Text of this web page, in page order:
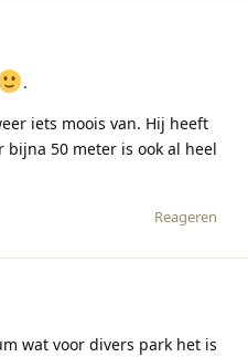
.
iets moois van. Hij heeft
bijna 50 meter is ook al heel
Reageren
wat voor divers park het is